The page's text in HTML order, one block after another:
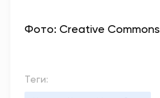
Фото: Creative Commons
Теги: